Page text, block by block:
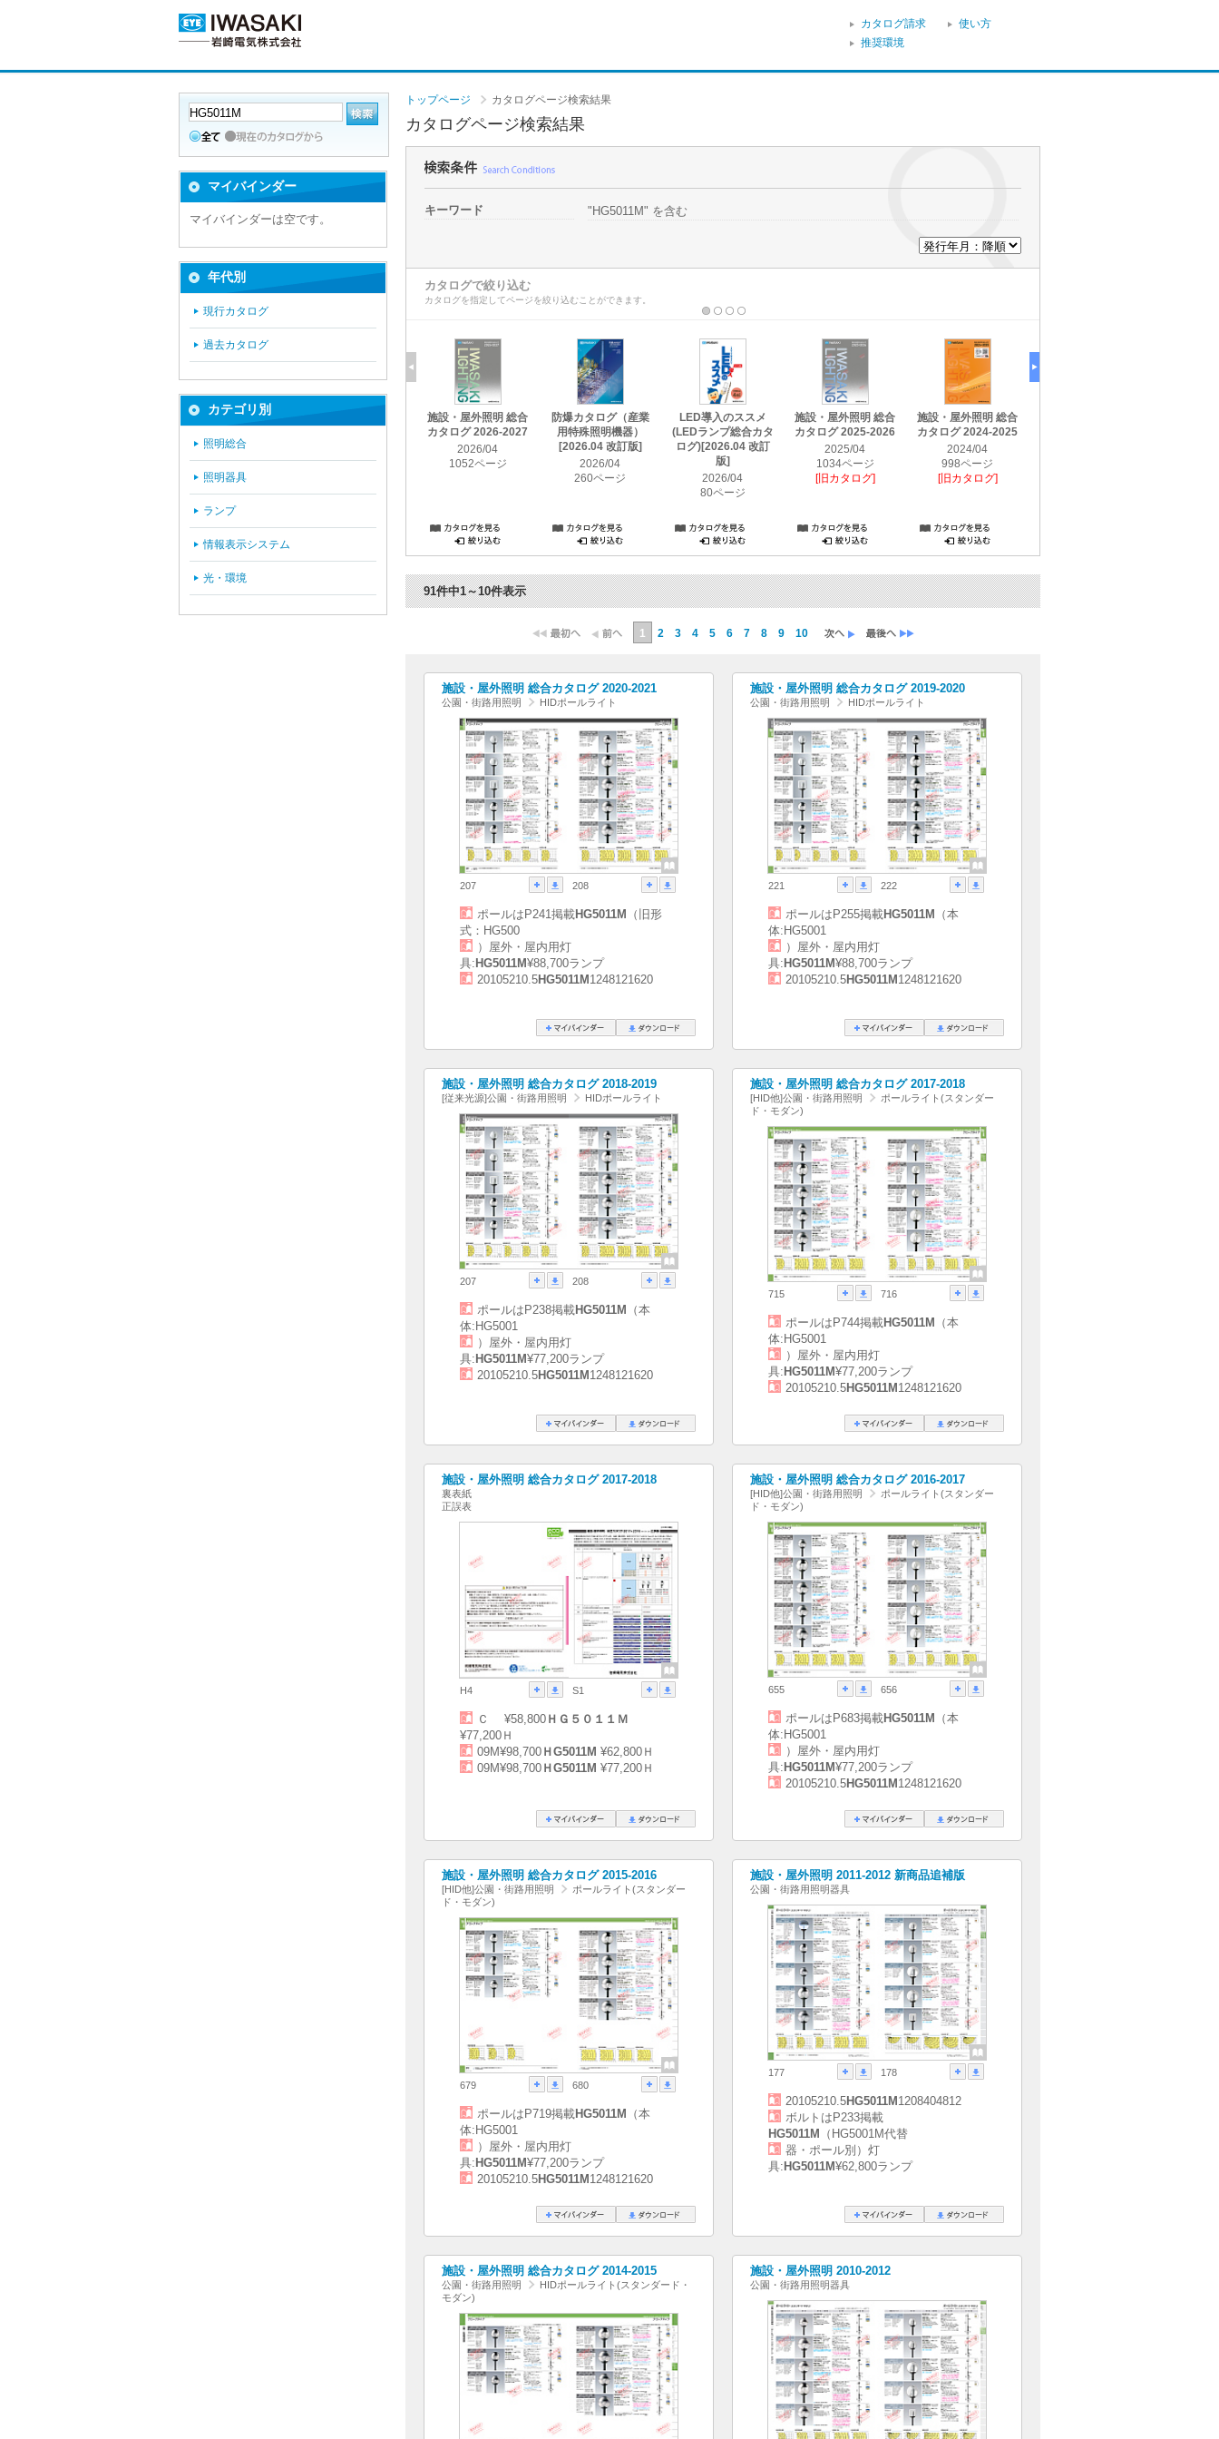
カタログ請求
使い方
推奨環境
トップページ カタログページ検索結果
カタログページ検索結果
キーワード "HG5011M" を含む
カタログで絞り込む
カタログを指定してページを絞り込むことができます。
施設・屋外照明 総合
カタログ 2026-2027
2026/04
1052ページ
防爆カタログ（産業
用特殊照明機器）
[2026.04 改訂版]
2026/04
260ページ
LED導入のススメ
(LEDランプ総合カタ
ログ)[2026.04 改訂
版]
2026/04
80ページ
施設・屋外照明 総合
カタログ 2025-2026
2025/04
1034ページ
[旧カタログ]
施設・屋外照明 総合
カタログ 2024-2025
2024/04
998ページ
[旧カタログ]
91件中1～10件表示
1 2 3 4 5 6 7 8 9 10
施設・屋外照明 総合カタログ 2020-2021
公園・街路用照明 HIDポールライト
207 208
ポールはP241掲載HG5011M
（旧形
式：HG500
）屋外・屋内用灯
具: HG5011M¥88,700ランプ
20105210.5HG5011M 1248121620
施設・屋外照明 総合カタログ 2019-2020
公園・街路用照明 HIDポールライト
221 222
ポールはP255掲載HG5011M
（本
体:HG5001
）屋外・屋内用灯
具: HG5011M¥88,700ランプ
20105210.5HG5011M 1248121620
施設・屋外照明 総合カタログ 2018-2019
[従来光源]公園・街路用照明 HIDポールライト
207 208
ポールはP238掲載HG5011M
（本
体:HG5001
）屋外・屋内用灯
具: HG5011M¥77,200ランプ
20105210.5HG5011M 1248121620
施設・屋外照明 総合カタログ 2017-2018
[HID他]公園・街路用照明
ポールライト(スタンダー
ド・モダン)
715 716
ポールはP744掲載HG5011M
（本
体:HG5001
）屋外・屋内用灯
具: HG5011M¥77,200ランプ
20105210.5HG5011M 1248121620
施設・屋外照明 総合カタログ 2017-2018
裏表紙
正誤表
H4 S1
Ｃ ¥58,800 ＨＧ５０１１Ｍ
¥77,200Ｈ
09M¥98,700 ＨG5011M ¥62,800Ｈ
09M¥98,700 ＨG5011M ¥77,200Ｈ
施設・屋外照明 総合カタログ 2016-2017
[HID他]公園・街路用照明
ポールライト(スタンダー
ド・モダン)
655 656
ポールはP683掲載HG5011M
（本
体:HG5001
）屋外・屋内用灯
具: HG5011M¥77,200ランプ
20105210.5HG5011M 1248121620
施設・屋外照明 総合カタログ 2015-2016
[HID他]公園・街路用照明
ポールライト(スタンダー
ド・モダン)
679 680
ポールはP719掲載HG5011M
（本
体:HG5001
）屋外・屋内用灯
具: HG5011M¥77,200ランプ
20105210.5HG5011M 1248121620
施設・屋外照明 2011-2012 新商品追補版
公園・街路用照明器具
177 178
20105210.5HG5011M 1208404812
ボルトはP233掲載
HG5011M
（HG5001M代替
器・ポール別）灯
具: HG5011M¥62,800ランプ
施設・屋外照明 総合カタログ 2014-2015
公園・街路用照明
HIDポールライト(スタンダード・
モダン)
施設・屋外照明 2010-2012
公園・街路用照明器具
マイバインダー
マイバインダーは空です。
年代別
現行カタログ
過去カタログ
カテゴリ別
照明総合
照明器具
ランプ
情報表示システム
光・環境